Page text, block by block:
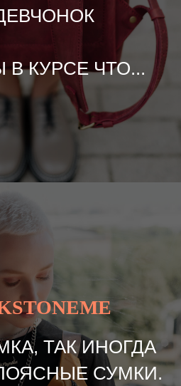
В КУРСЕ ЧТО...
ТАК ИНОГДА
СУМКИ.